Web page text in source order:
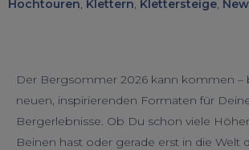
Hochtouren, Klettern, Klettersteige,
Der Bergsommer 2026 kann kommen –
neuen, inspirierenden Formaten für
Bergerlebnisse. Ob Du schon viele
Beinen hast oder gerade erst in die Welt